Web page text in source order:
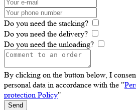
Do you need the stacking?
Do you need the delivery?
Do you need the unloading?
By clicking on the button below, I
personal data in accordance with the "
protection Policy"
Send